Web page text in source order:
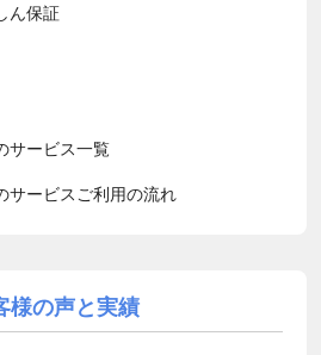
ん保証
サービス一覧
サービスご利用の流れ
様の声と実績